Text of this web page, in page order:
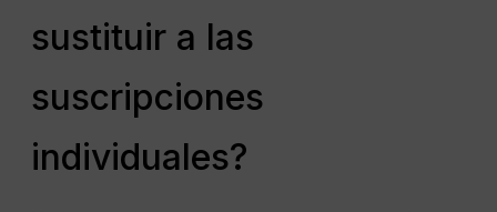
sustituir a las
suscripciones
individuales?